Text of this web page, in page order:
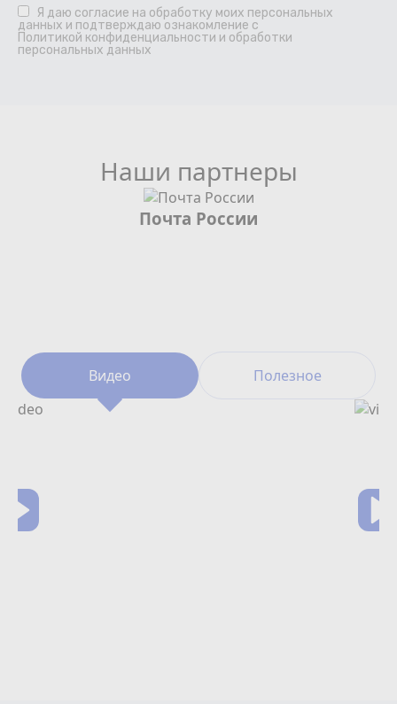
Я даю согласие на обработку моих персональных
данных и подтверждаю ознакомление с
Политикой конфиденциальности и обработки
персональных данных
Наши партнеры
Почта России
Видео Полезное